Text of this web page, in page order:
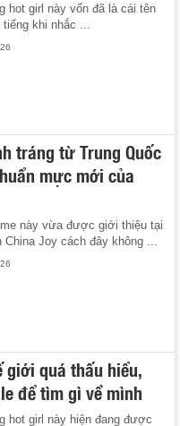
hot girl này vốn đã là cái tên
khi nhắc ...
tráng từ Trung Quốc
mực mới của
này vừa được giới thiệu tại
China Joy cách đây không ...
quá thấu hiểu,
để tìm gì về mình
hot girl này hiện đang được